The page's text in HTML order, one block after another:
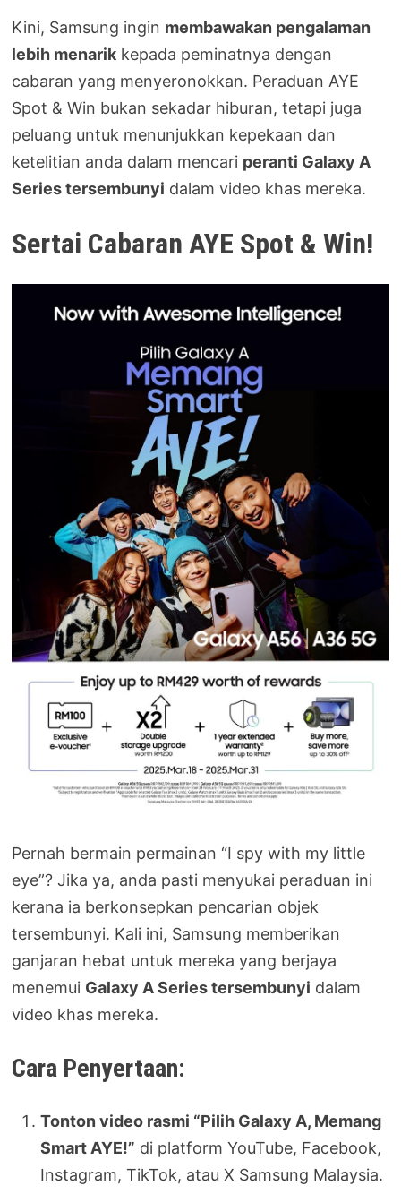
Kini, Samsung ingin membawakan pengalaman
lebih menarik kepada peminatnya dengan
cabaran yang menyeronokkan. Peraduan AYE
Spot & Win bukan sekadar hiburan, tetapi juga
peluang untuk menunjukkan kepekaan dan
ketelitian anda dalam mencari peranti Galaxy A
Series tersembunyi dalam video khas mereka.
Sertai Cabaran AYE Spot & Win!
Pernah bermain permainan “I spy with my little
eye”? Jika ya, anda pasti menyukai peraduan ini
kerana ia berkonsepkan pencarian objek
tersembunyi. Kali ini, Samsung memberikan
ganjaran hebat untuk mereka yang berjaya
menemui Galaxy A Series tersembunyi dalam
video khas mereka.
Cara Penyertaan:
Tonton video rasmi “Pilih Galaxy A, Memang
Smart AYE!” di platform YouTube, Facebook,
Instagram, TikTok, atau X Samsung Malaysia.